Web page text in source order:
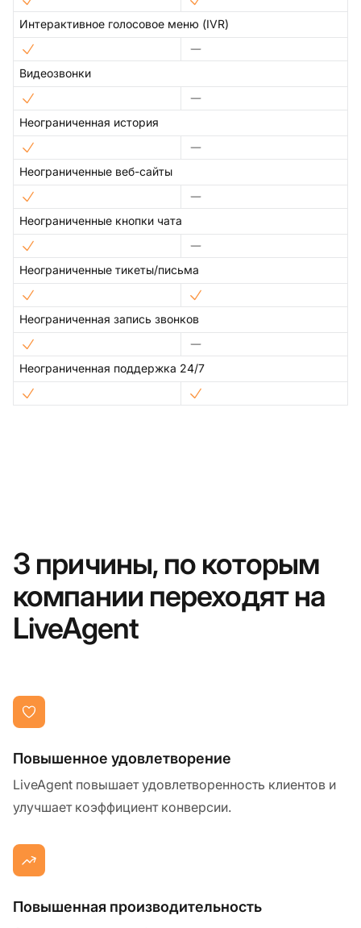
Интерактивное голосовое меню (IVR)
Видеозвонки
Неограниченная история
Неограниченные веб-сайты
Неограниченные кнопки чата
Неограниченные тикеты/письма
Неограниченная запись звонков
Неограниченная поддержка 24/7
3 причины, по которым
компании переходят на
LiveAgent
Повышенное удовлетворение
LiveAgent повышает удовлетворенность клиентов и
улучшает коэффициент конверсии.
Повышенная производительность